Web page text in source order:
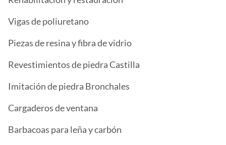
Vigas de poliuretano
Piezas de resina y fibra de vidrio
Revestimientos de piedra Castilla
Imitación de piedra Bronchales
Cargaderos de ventana
Barbacoas para leña y carbón